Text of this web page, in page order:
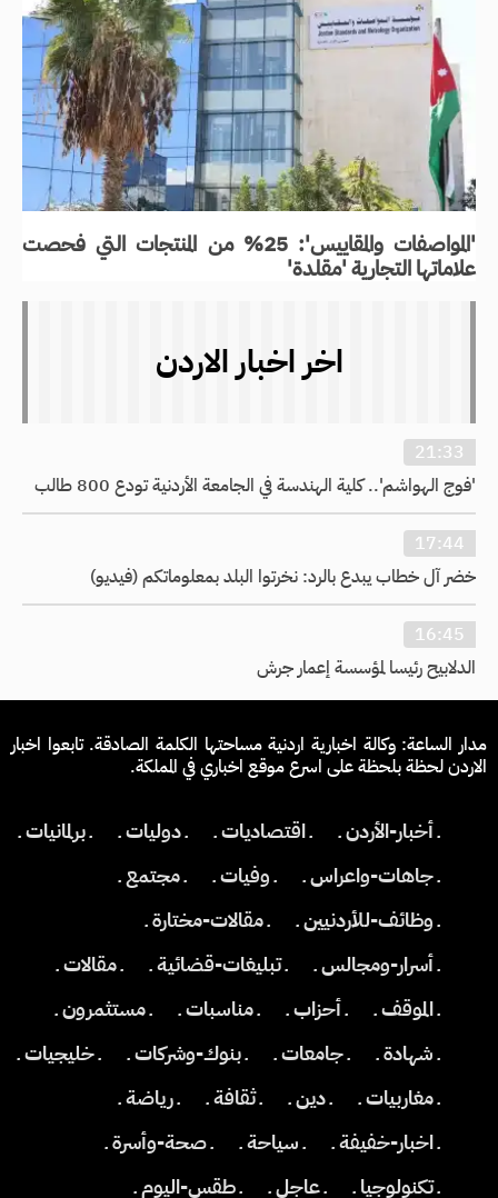
'المواصفات والمقاييس': 25% من المنتجات التي فحصت
علاماتها التجارية 'مقلدة'
اخر اخبار الاردن
21:33
'فوج الهواشم'.. كلية الهندسة في الجامعة الأردنية تودع 800 طالب
17:44
خضر آل خطاب يبدع بالرد: نخرتوا البلد بمعلوماتكم (فيديو)
16:45
الدلابيح رئيسا لمؤسسة إعمار جرش
مدار الساعة: وكالة اخبارية اردنية مساحتها الكلمة الصادقة. تابعوا اخبار
الاردن لحظة بلحظة على اسرع موقع اخباري في المملكة.
ـ أخبار-الأردن ـ ـ اقتصاديات ـ ـ دوليات ـ
ـ برلمانيات ـ
ـ جاهات-واعراس ـ
ـ وفيات ـ
ـ مجتمع ـ
ـ وظائف-للأردنيين ـ
ـ مقالات-مختارة ـ
ـ أسرار-ومجالس ـ
ـ تبليغات-قضائية ـ
ـ مقالات ـ
ـ الموقف ـ
ـ أحزاب ـ ـ مناسبات ـ
ـ مستثمرون ـ
ـ شهادة ـ
ـ جامعات ـ ـ بنوك-وشركات ـ
ـ خليجيات ـ
ـ مغاربيات ـ
ـ دين ـ ـ ثقافة ـ
ـ رياضة ـ
ـ اخبار-خفيفة ـ
ـ سياحة ـ
ـ صحة-وأسرة ـ
ـ تكنولوجيا ـ
ـ عاجل ـ ـ طقس-اليوم ـ